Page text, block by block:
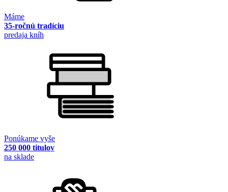
Máme
35-ročnú tradíciu
predaja kníh
Ponúkame vyše
250 000 titulov
na sklade